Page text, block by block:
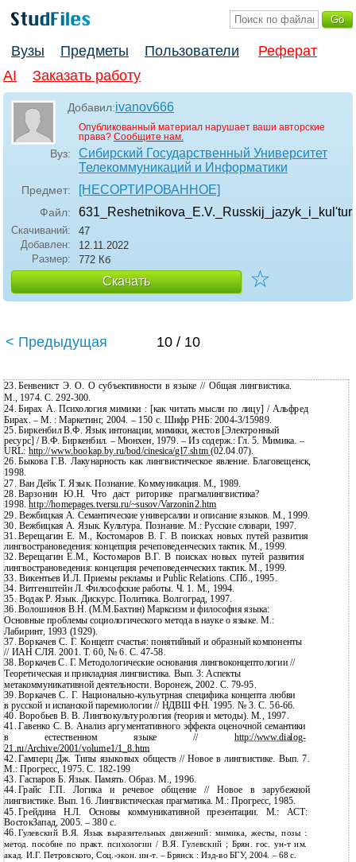
Вузы Предметы Пользователи
Реферат
AI
Заказать работу
Добавил:ivanov666
Опубликованный материал нарушает ваши авторские
права? Сообщите нам.
Вуз:
Сибирский Государственный Университет
Телекоммуникаций и Информатики
Предмет: [НЕСОРТИРОВАННОЕ]
Файл:
Скачиваний:
47
Добавлен:
12.11.2022
Размер:
772 Кб
Скачать ☆
< Предыдущая 10 / 10
23. Бенвенист Э. О. О субъективности в языке // Общая лингвистика.
М., 1974. С.292-300.
24. Бирах А. Психология мимики : [как читать мысли по лицу] / Альфред
Бирах. – М. : Маркетинг, 2004. – 150 с. Шифр РНБ: 2004-3/15989.
25. Биркенбил В.Ф. Язык интонации, мимики, жестов [Электронный
ресурс] / В.Ф. Биркенбил. – Мюнхен, 1979. – Из содерж.: Гл. 5. Мимика. –
URL: http://www.bookap.by.ru/bod/cinesica/gl7.shtm(02.04.07).
26. Быкова Г.В. Лакунарность как лингвистическое явление. Благовещенск,
1998.
27. Ван Дейк Т. Язык. Познание. Коммуникация. М., 1989.
28. Варзонин Ю.Н. Что даст риторике прагмалингвистика?
1998.http://homepages.tversu.ru/~susov/Varzonin2.htm
29. Вежбицкая А. Семантические универсалии и описание языков. М., 1999.
30. Вежбицкая А. Язык. Культура. Познание. М.: Русские словари, 1997.
31. Верещагин Е. М., Костомаров В. Г. В поисках новых путей развития
лингвострановедения: концепция речеповеденческих тактик. М., 1999.
32. Верещагин Е.М., Костомаров В.Г. В поисках новых путей развития
лингвострановедения: концепция речеповеденческих тактик. М., 1999.
33. Викентьев И.Л. Приемы рекламы и Public Relations. СПб., 1995.
34. Витгенштейн Л. Философские работы. Ч. 1. М., 1994.
35. Водак Р. Язык. Дискурс. Политика. Волгоград, 1997.
36. Волошинов В.Н. (М.М.Бахтин) Марксизм и философия языка:
Основные проблемы социологического метода в науке о языке. М.:
Лабиринт, 1993 (1929).
37. Воркачев С. Г. Концепт счастья: понятийный и образный компоненты
// ИАН СЛЯ. 2001. Т. 60, № 6. С. 47-58.
38. Воркачев С. Г. Методологические основания лингвоконцептологии //
Теоретическая и прикладная лингвистика. Вып. 3: Аспекты
метакоммуникативной деятельности. Воронеж, 2002. С.79-95.
39. Воркачев С. Г. Национально-кульутрная специфика концепта любви
в русской и испанской паремиологии // НДВШ ФН. 1995. № 3. С. 56-66.
40. Воробьев В. В. Лингвокультурология (теория и методы). М., 1997.
41. Гавенко С. В. Анализ аргументативного эффекта оценочной семантики
в естественном языке // http://www.dialog-
21.ru/Archive/2001/volume1/1_8.htm
42. Гамперц Дж. Типы языковых обществ // Новое в лингвистике. Вып. 7.
М.: Прогресс, 1975. С. 182-199
43. Гаспаров Б. Язык. Память. Образ. М., 1996.
44. Грайс Г.П. Логика и речевое общение // Новое в зарубежной
лингвистике. Вып. 16. Лингвистическая прагматика. М.: Прогресс, 1985.
45. Грейдина Н.Л. Основы коммуникативной презентации. М.: АСТ:
ВостокЗапад, 2005. – 380 с.
46. Гулевский В.Я. Язык выразительных движений: мимика, жесты, позы :
метод. пособие по практ. психологии / В.Я. Гулевский ; Брян. гос.ун-т им.
акад. И.Г. Петровского, Соц.-экон. ин-т. – Брянск : Изд-во БГУ, 2004. – 68 с.